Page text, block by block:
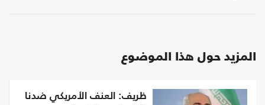
المزيد حول هذا الموضوع
ظريف: العنف الأمريكي ضدنا